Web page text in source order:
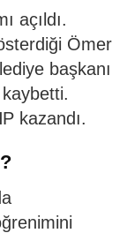
açıldı.
Ömer
başkanı
kazandı.